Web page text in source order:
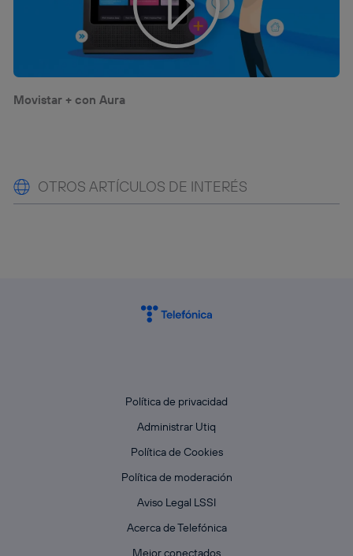
Movistar + con Aura
OTROS ARTÍCULOS DE INTERÉS
Política de privacidad
Administrar Utiq
Política de Cookies
Política de moderación
Aviso Legal LSSI
Acerca de Telefónica